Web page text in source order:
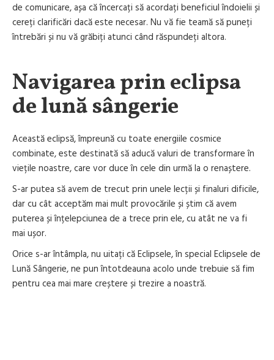
de comunicare, așa că încercați să acordați beneficiul îndoielii și
cereți clarificări dacă este necesar. Nu vă fie teamă să puneți
întrebări și nu vă grăbiți atunci când răspundeți altora.
Navigarea prin eclipsa
de lună sângerie
Această eclipsă, împreună cu toate energiile cosmice
combinate, este destinată să aducă valuri de transformare în
viețile noastre, care vor duce în cele din urmă la o renaștere.
S-ar putea să avem de trecut prin unele lecții și finaluri dificile,
dar cu cât acceptăm mai mult provocările și știm că avem
puterea și înțelepciunea de a trece prin ele, cu atât ne va fi
mai ușor.
Orice s-ar întâmpla, nu uitați că Eclipsele, în special Eclipsele de
Lună Sângerie, ne pun întotdeauna acolo unde trebuie să fim
pentru cea mai mare creștere și trezire a noastră.